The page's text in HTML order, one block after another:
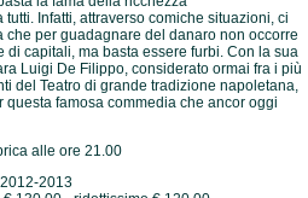
Infatti, attraverso comiche situazioni, ci
che per guadagnare del danaro non occorre
di capitali, ma basta essere furbi. Con la sua
Luigi De Filippo, considerato ormai fra i più
del Teatro di grande tradizione napoletana,
questa famosa commedia che ancor oggi
alle ore 21.00
2013